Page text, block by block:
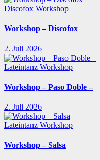
Discofox Workshop
Workshop – Discofox
2. Juli 2026
Lateintanz Workshop
Workshop – Paso Doble –
2. Juli 2026
Lateintanz Workshop
Workshop – Salsa